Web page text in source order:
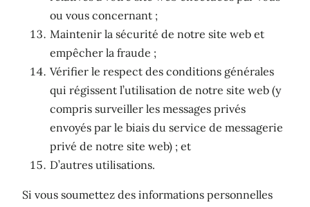
ou vous concernant ;
Maintenir la sécurité de notre site web et
empêcher la fraude ;
Vérifier le respect des conditions générales
qui régissent l’utilisation de notre site web (y
compris surveiller les messages privés
envoyés par le biais du service de messagerie
privé de notre site web) ; et
D’autres utilisations.
Si vous soumettez des informations personnelles